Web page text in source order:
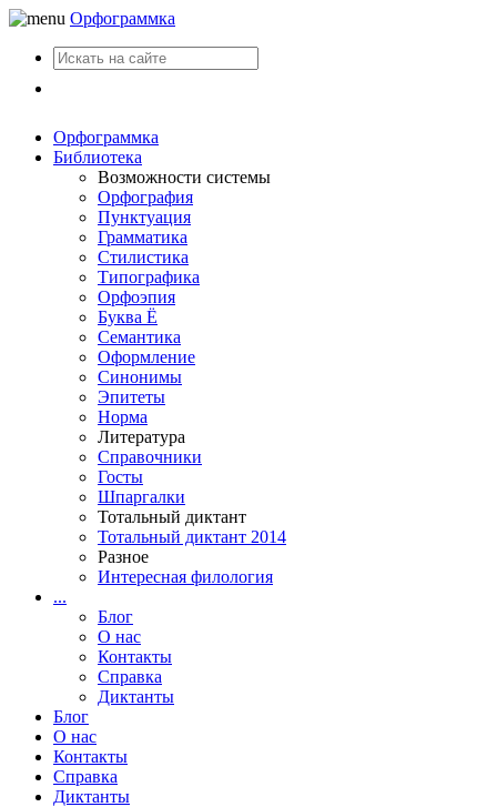
Орфограммка
Орфограммка
Библиотека
Возможности системы
Орфография
Пунктуация
Грамматика
Стилистика
Типографика
Орфоэпия
Буква Ё
Семантика
Оформление
Синонимы
Эпитеты
Норма
Литература
Справочники
Госты
Шпаргалки
Тотальный диктант
Тотальный диктант 2014
Разное
Интересная филология
...
Блог
О нас
Контакты
Справка
Диктанты
Блог
О нас
Контакты
Справка
Диктанты